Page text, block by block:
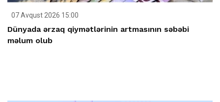
07 Avqust 2026 15:00
Dünyada ərzaq qiymətlərinin artmasının səbəbi
məlum olub